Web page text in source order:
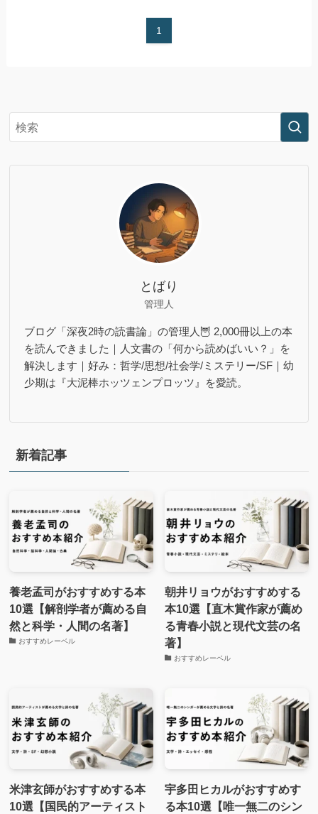
1
とばり
管理人
ブログ「深夜2時の読書論」の管理人🦉 2,000冊以上の本
を読んできました｜人文書の「何から読めばいい？」を
解決します｜好み：哲学/思想/社会学/ミステリー/SF｜幼
少期は『大泥棒ホッツェンプロッツ』を愛読。
新着記事
養老孟司がおすすめする本
10選【解剖学者が薦める自
然と科学・人間の名著】
おすすめレーベル
朝井リョウがおすすめする
本10選【直木賞作家が薦め
る青春小説と現代文芸の名
著】
おすすめレーベル
米津玄師がおすすめする本
10選【国民的アーティスト
宇多田ヒカルがおすすめす
る本10選【唯一無二のシン